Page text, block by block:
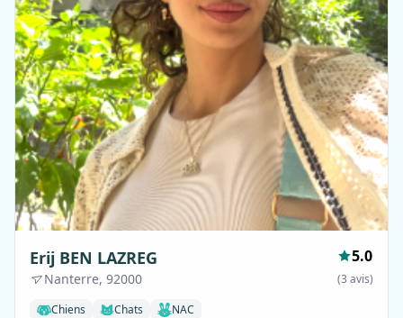
Erij BEN LAZREG
Nanterre, 92000
5.0
(3 avis)
Chiens
Chats NAC